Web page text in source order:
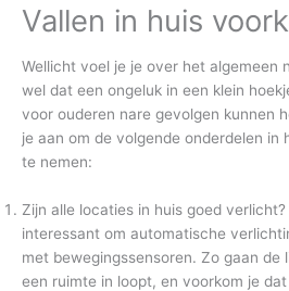
Vallen in huis
Wellicht voel je je over het algemeen
wel dat een ongeluk in een klein
voor ouderen nare gevolgen kunnen
je aan om de volgende onderdelen in
te nemen:
Zijn alle locaties in huis goed
interessant om automatische
met bewegingssensoren. Zo gaan de
een ruimte in loopt, en voorkom je